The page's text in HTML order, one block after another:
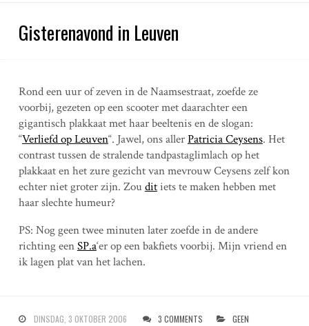
Gisterenavond in Leuven
Rond een uur of zeven in de Naamsestraat, zoefde ze
voorbij, gezeten op een scooter met daarachter een
gigantisch plakkaat met haar beeltenis en de slogan:
“Verliefd op Leuven“. Jawel, ons allerPatricia Ceysens. Het
contrast tussen de stralende tandpastaglimlach op het
plakkaat en het zure gezicht van mevrouw Ceysens zelf kon
echter niet groter zijn. Zouditiets te maken hebben met
haar slechte humeur?
PS: Nog geen twee minuten later zoefde in de andere
richting eenSP.a‘er op een bakfiets voorbij. Mijn vriend en
ik lagen plat van het lachen.
DINSDAG, 3 OKTOBER 2006 3 COMMENTS
GEEN